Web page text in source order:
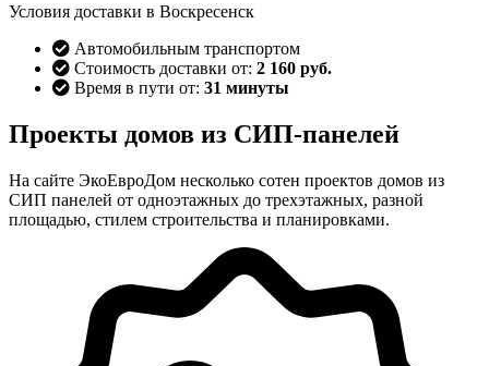
Условия доставки в Воскресенск
Автомобильным транспортом
Стоимость доставки от: 2 160 руб.
Время в пути от: 31 минуты
Проекты домов из СИП-панелей
На сайте ЭкоЕвроДом несколько сотен проектов домов из
СИП панелей от одноэтажных до трехэтажных, разной
площадью, стилем строительства и планировками.